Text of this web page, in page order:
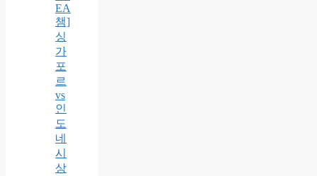
EA
챔]
싱
가
포
르
vs
인
도
네
시
상